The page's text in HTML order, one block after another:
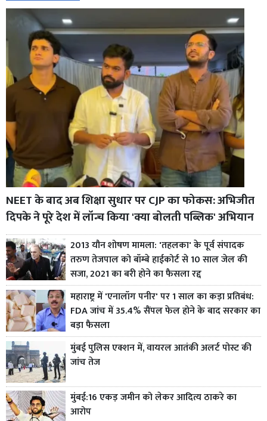
NEET के बाद अब शिक्षा सुधार पर CJP का फोकस: अभिजीत
दिपके ने पूरे देश में लॉन्च किया 'क्या बोलती पब्लिक' अभियान
2013 यौन शोषण मामला: 'तहलका' के पूर्व संपादक
तरुण तेजपाल को बॉम्बे हाईकोर्ट से 10 साल जेल की
सजा, 2021 का बरी होने का फैसला रद्द
महाराष्ट्र में 'एनालॉग पनीर' पर 1 साल का कड़ा प्रतिबंध:
FDA जांच में 35.4% सैंपल फेल होने के बाद सरकार का
बड़ा फैसला
मुंबई पुलिस एक्शन में, वायरल आतंकी अलर्ट पोस्ट की
जांच तेज
मुंबई:16 एकड़ जमीन को लेकर आदित्य ठाकरे का
आरोप